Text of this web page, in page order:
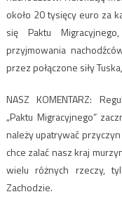
około 20 tysięcy euro za
się Paktu
przyjmowania
przez połączone siły
NASZ KOMENTARZ:
„Paktu Migracyjnego”
należy upatrywać
chce zalać nasz kraj
wielu różnych rzeczy,
Zachodzie.